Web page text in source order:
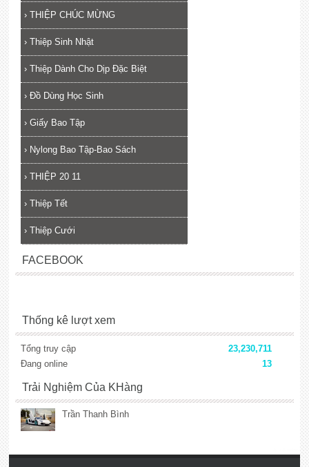
› THIỆP CHÚC MỪNG
› Thiệp Sinh Nhật
› Thiệp Dành Cho Dịp Đặc Biệt
› Đồ Dùng Học Sinh
› Giấy Bao Tập
› Nylong Bao Tập-Bao Sách
› THIỆP 20 11
› Thiệp Tết
› Thiệp Cưới
FACEBOOK
Thống kê lượt xem
Tổng truy cập
23,230,711
Đang online
13
Trải Nghiệm Của KHàng
Trần Thanh Bình